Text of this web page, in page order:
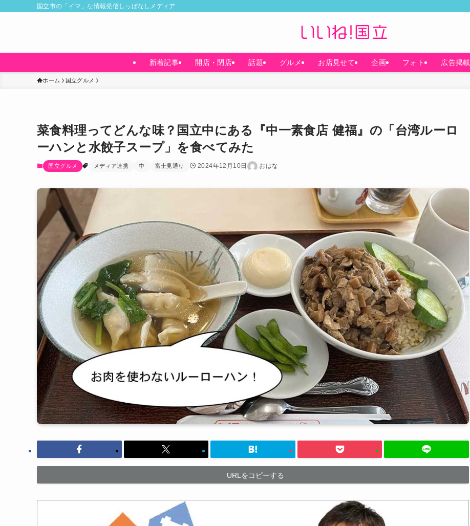
国立市の「イマ」な情報発信しっぱなしメディア
新着記事 開店・閉店 話題 グルメ お店見せて 企画 フォト 広告掲載
ホーム 国立グルメ
菜食料理ってどんな味？国立中にある『中一素食店 健福』の「台湾ルーロ
ーハンと水餃子スープ」を食べてみた
国立グルメ メディア連携 中 富士見通り 2024年12月10日 おはな
URLをコピーする